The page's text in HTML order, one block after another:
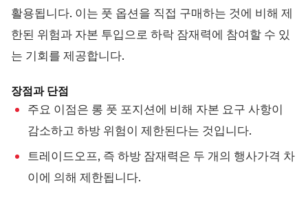
활용됩니다. 이는 풋 옵션을 직접 구매하는 것에 비해 제
한된 위험과 자본 투입으로 하락 잠재력에 참여할 수 있
는 기회를 제공합니다.
장점과 단점
주요 이점은 롱 풋 포지션에 비해 자본 요구 사항이
감소하고 하방 위험이 제한된다는 것입니다.
트레이드오프, 즉 하방 잠재력은 두 개의 행사가격 차
이에 의해 제한됩니다.